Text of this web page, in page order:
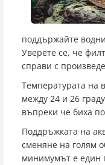
поддържайте
Уверете се, че
справи с
Температурата на
между 24 и 26
въпреки че биха
Поддръжката на
сменяне на голям
минимумът е един